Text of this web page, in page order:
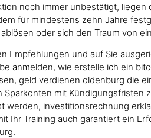
noch immer unbestätigt,
für mindestens zehn Jahre
oder sich den Traum von
Empfehlungen und auf Sie
anmelden, wie erstelle ich ein
geld verdienen oldenburg die
mit
werden, investitionsrechnung
Ihr Training auch garantiert ein